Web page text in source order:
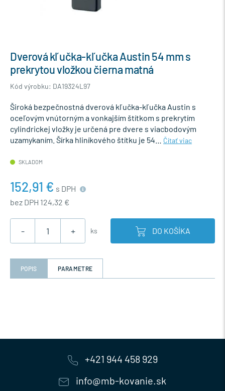
Dverová kľučka-kľučka Austin 54 mm s
prekrytou vložkou čierna matná
Kód výrobku: DA19324L97
Široká bezpečnostná dverová kľučka-kľučka Austin s
oceľovým vnútorným a vonkajším štítkom s prekrytím
cylindrickej vložky je určená pre dvere s viacbodovým
uzamykaním. Šírka hliníkového štítku je 54…
Čítať viac
SKLADOM
152,91 € s DPH
bez DPH 124,32 €
- + ks DO KOŠÍKA
POPIS PARAMETRE
+421 944 458 929
info@mb-kovanie.sk